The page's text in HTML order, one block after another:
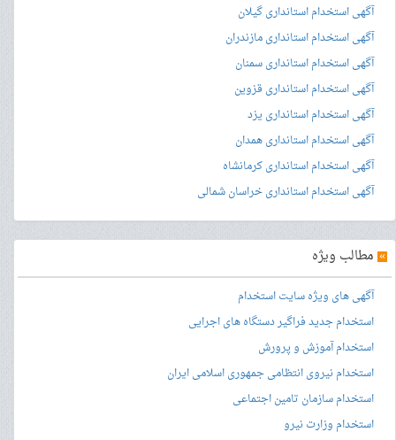
آگهی استخدام استانداری گیلان
آگهی استخدام استانداری مازندران
آگهی استخدام استانداری سمنان
آگهی استخدام استانداری قزوین
آگهی استخدام استانداری یزد
آگهی استخدام استانداری همدان
آگهی استخدام استانداری کرمانشاه
آگهی استخدام استانداری خراسان شمالی
» مطالب ویژه
آگهی های ویژه سایت استخدام
استخدام جدید فراگیر دستگاه های اجرایی
استخدام آموزش و پرورش
استخدام نیروی انتظامی جمهوری اسلامی ایران
استخدام سازمان تامین اجتماعی
استخدام وزارت نیرو